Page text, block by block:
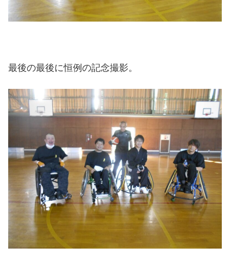
最後の最後に恒例の記念撮影。